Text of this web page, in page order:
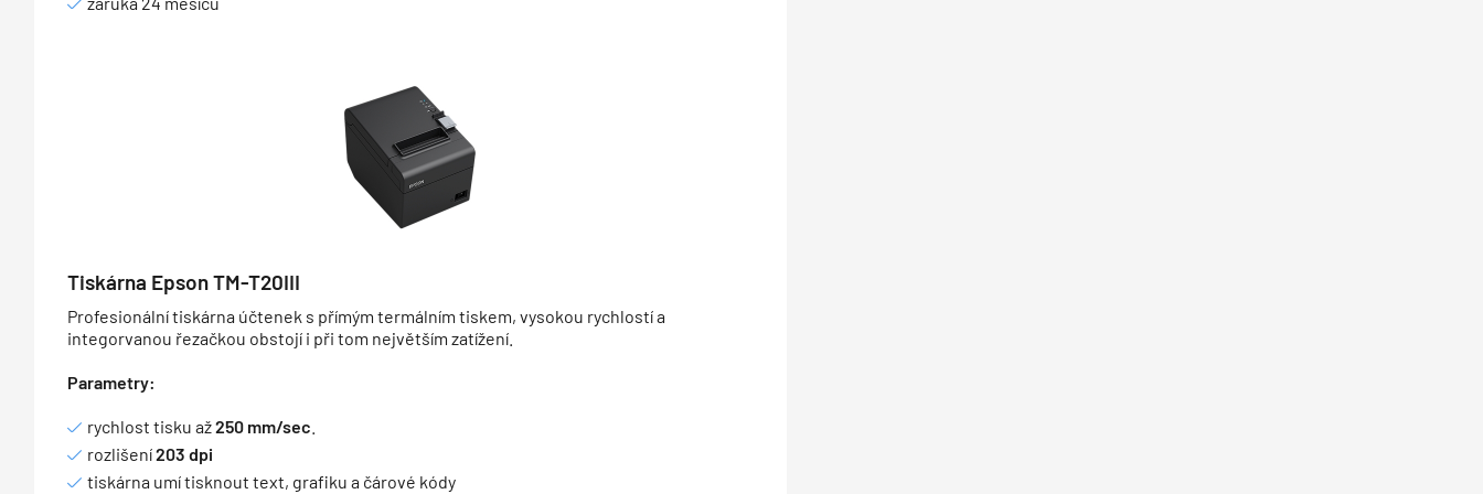
Tiskárna Epson TM-T20III
Profesionální tiskárna účtenek s přímým termálním tiskem, vysokou rychlostí a
integorvanou řezačkou obstojí i při tom největším zatížení.
Parametry:
rychlost tisku až250 mm/sec
rozlišení203 dpi
tiskárna umí tisknout text, grafiku a čárové kódy